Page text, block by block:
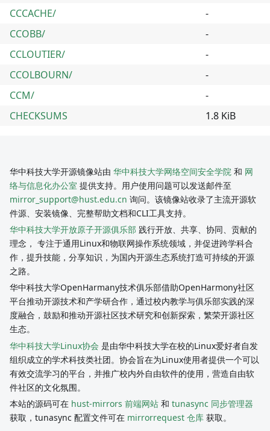
CCCACHE/
-
CCOBB/
-
CCLOUTIER/
-
CCOLBOURN/
-
CCM/
-
CHECKSUMS
1.8 KiB
华中科技大学开源镜像站由 华中科技大学网络空间安全学院 和 网
络与信息化办公室 提供支持。用户使用问题可以发送邮件至
mirror_support@hust.edu.cn 询问。该镜像站收录了主流开源软
件源、安装镜像、完整帮助文档和CLI工具支持。
华中科技大学开放原子开源俱乐部 践行开放、共享、协同、贡献的
理念， 专注于通用Linux和物联网操作系统领域，并促进跨学科合
作，提升技能，分享知识，为国内开源生态系统打造可持续的开源
之路。
华中科技大学OpenHarmany技术俱乐部借助OpenHarmony社区
平台推动开源技术和产学研合作，通过校内教学与俱乐部实践的深
度融合，鼓励和推动开源社区技术研究和创新探索，繁荣开源社区
生态。
华中科技大学Linux协会 是由华中科技大学在校的Linux爱好者自发
组织成立的学术科技类社团。协会旨在为Linux使用者提供一个可以
有效交流学习的平台，并推广校内外自由软件的使用，营造自由软
件社区的文化氛围。
本站的源码可在 hust-mirrors 前端网站 和 tunasync 同步管理器
获取，tunasync 配置文件可在 mirrorrequest 仓库 获取。